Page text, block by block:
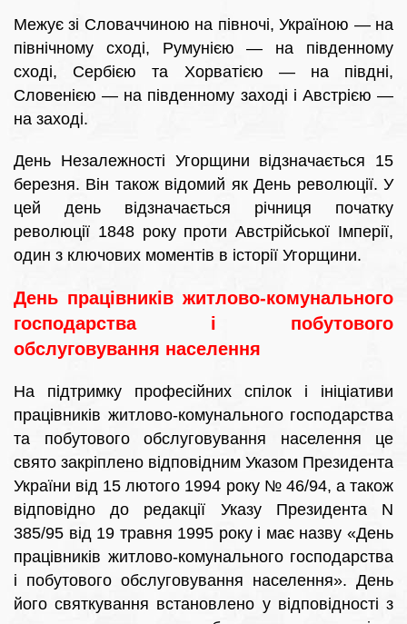
Межує зі Словаччиною на півночі, Україною — на
північному сході, Румунією — на південному
сході, Сербією та Хорватією — на півдні,
Словенією — на південному заході і Австрією —
на заході.
День Незалежності Угорщини відзначається 15
березня. Він також відомий як День революції. У
цей день відзначається річниця початку
революції 1848 року проти Австрійської Імперії,
один з ключових моментів в історії Угорщини.
День працівників житлово-комунального
господарства і побутового
обслуговування населення
На підтримку професійних спілок і ініціативи
працівників житлово-комунального господарства
та побутового обслуговування населення це
свято закріплено відповідним Указом Президента
України від 15 лютого 1994 року № 46/94, а також
відповідно до редакції Указу Президента N
385/95 від 19 травня 1995 року і має назву «День
працівників житлово-комунального господарства
і побутового обслуговування населення». День
його святкування встановлено у відповідності з